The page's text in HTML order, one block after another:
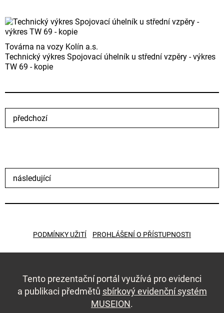
Továrna na vozy Kolín a.s.
Technický výkres Spojovací úhelník u střední vzpěry - výkres
TW 69 - kopie
předchozí
následující
PODMÍNKY UŽITÍ PROHLÁŠENÍ O PŘÍSTUPNOSTI
Tento prezentační portál využívá pro evidenci
a publikaci předmětů sbírkový evidenční systém
MUSEION.